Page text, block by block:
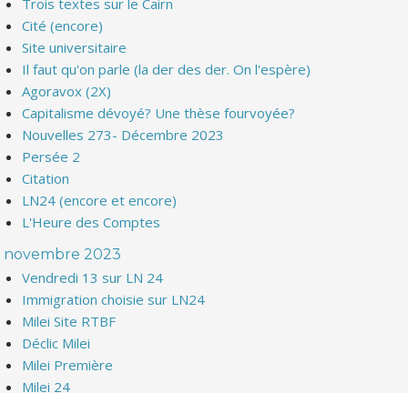
Trois textes sur le Cairn
Cité (encore)
Site universitaire
Il faut qu'on parle (la der des der. On l'espère)
Agoravox (2X)
Capitalisme dévoyé? Une thèse fourvoyée?
Nouvelles 273- Décembre 2023
Persée 2
Citation
LN24 (encore et encore)
L'Heure des Comptes
novembre 2023
Vendredi 13 sur LN 24
Immigration choisie sur LN24
Milei Site RTBF
Déclic Milei
Milei Première
Milei 24